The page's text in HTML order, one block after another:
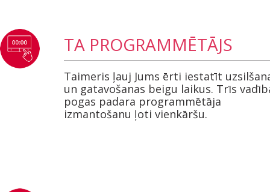
TA PROGRAMMĒTĀJS
Taimeris ļauj Jums ērti iestatīt
un gatavošanas beigu laikus. Trīs
pogas padara programmētāja
izmantošanu ļoti vienkāršu.